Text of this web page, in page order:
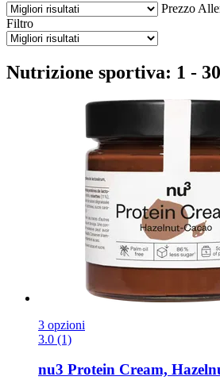
Prezzo
Filtro
Nutrizione sportiva: 1 -
3 opzioni
3.0 (1)
nu3 Protein Cream,